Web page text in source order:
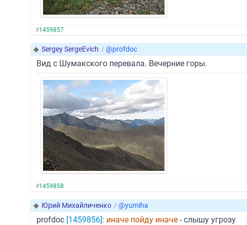
#1459857
◆ Sergey SergeEvich / @profdoc
Вид с Шумакского перевала. Вечерние горы.
#1459858
◆ Юрий Михайличенко / @yumiha
profdoc [1459856]: иначе пойду иначе - слышу угрозу